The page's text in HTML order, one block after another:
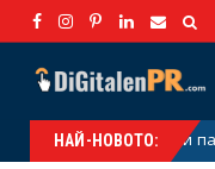
НАЙ-НОВОТО:
Дубайски